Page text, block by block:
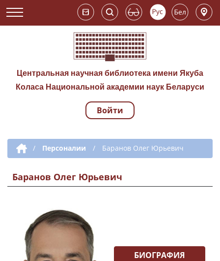
Центральная научная библиотека имени Якуба
Коласа Национальной академии наук Беларуси
Навигация по
Войти
Дополнительная навигация
/ Персоналии / Баранов Олег Юрьевич
Баранов Олег Юрьевич
БИОГРАФИЯ